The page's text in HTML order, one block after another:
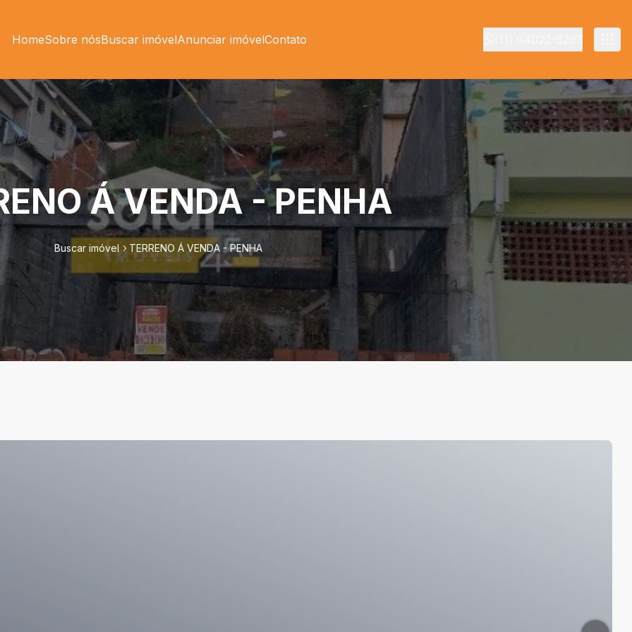
HomeSobre nósBuscar imóvelAnunciar imóvelContato
Á VENDA - PENHA
Buscar imóvel TERRENO Á VENDA - PENHA